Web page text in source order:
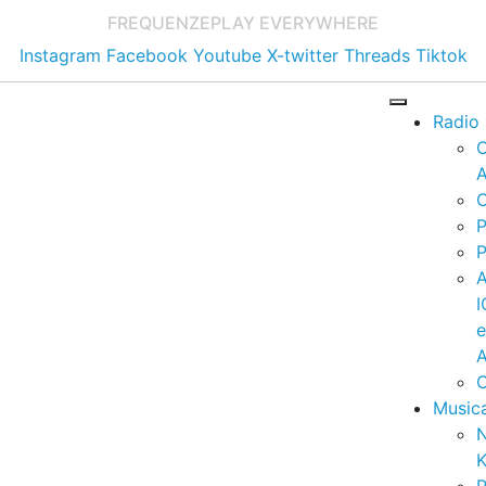
FREQUENZEPLAY EVERYWHERE
Instagram Facebook Youtube X-twitter Threads Tiktok
Radio
e